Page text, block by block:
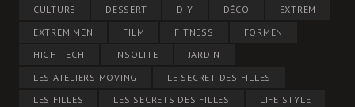
CULTURE
DESSERT DIY DÉCO
EXTREM
EXTREM MEN
FILM FITNESS
FORMEN
HIGH-TECH
INSOLITE
JARDIN
LES ATELIERS MOVING
LE SECRET DES FILLES
LES FILLES
LES SECRETS DES FILLES
LIFE STYLE